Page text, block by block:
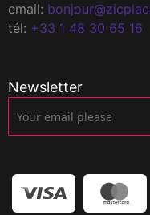
email:
tél: +33 1 48 30 65 16
Newsletter